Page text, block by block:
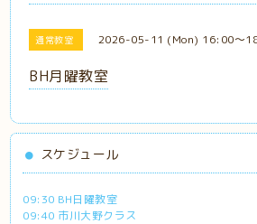
通常教室 2026-05-11 (Mon) 16:00～
BH月曜教室
スケジュール
09:30 BH日曜教室
09:40 市川大野クラス